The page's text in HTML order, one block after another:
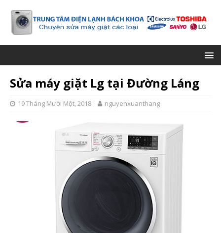
Sửa máy giặt Lg tại Đường Láng
19 Tháng Mười Một, 2018 nguyenxuanthang